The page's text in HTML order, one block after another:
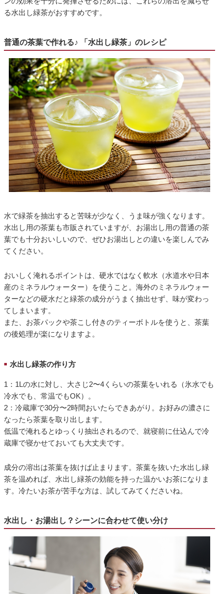
る水出し緑茶がおすすめです。
普通の茶葉で作れる♪ 「水出し緑茶」のレシピ
水で緑茶を抽出すると苦味が少なく、うま味が強くなります。
水出し用の茶葉も市販されていますが、お湯出し用の普通の茶
葉でも十分おいしいので、ぜひお湯出しとの違いを楽しんでみ
てください。
おいしく淹れるポイントは、硬水ではなく軟水（水道水や日本
産のミネラルウォーター）を使うこと。海外のミネラルウォー
ターなどの硬水だと緑茶の成分がうまく抽出せず、味が変わっ
てしまいます。
また、お茶パックや茶こし付きのティーボトルを使うと、茶葉
の後処理が楽になりますよ。
■ 水出し緑茶の作り方
1：1Lの水に対し、大さじ2〜4くらいの茶葉をいれる（氷水でも
冷水でも、常温でもOK）。
2：冷蔵庫で30分〜2時間おいたらできあがり。お好みの濃さに
なったら茶葉を取り出します。
低温で淹れるとゆっくり抽出されるので、就寝前に仕込んで冷
蔵庫で寝かせておいても大丈夫です。
成分の溶出は茶葉を抜けば止まります。茶葉を抜いた水出し緑
茶を温めれば、水出し緑茶の効能を持った温かいお茶になりま
す。冷たいお茶が苦手な方は、試してみてくださいね。
水出し・お湯出し？シーンに合わせて使い分け